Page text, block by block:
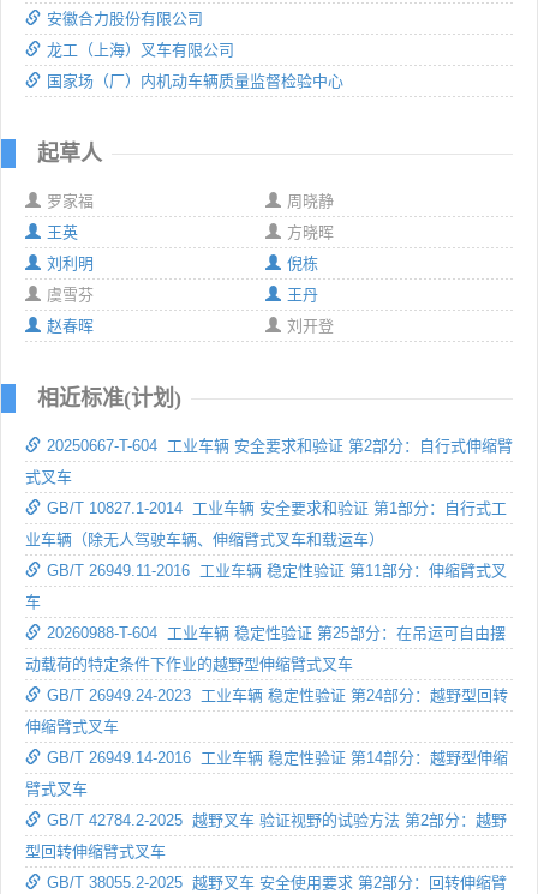
安徽合力股份有限公司
龙工（上海）叉车有限公司
国家场（厂）内机动车辆质量监督检验中心
起草人
罗家福
周晓静
王英
方晓晖
刘利明
倪栋
虞雪芬
王丹
赵春晖
刘开登
相近标准(计划)
20250667-T-604 工业车辆 安全要求和验证 第2部分：自行式伸缩臂
式叉车
GB/T 10827.1-2014 工业车辆 安全要求和验证 第1部分：自行式工
业车辆（除无人驾驶车辆、伸缩臂式叉车和载运车）
GB/T 26949.11-2016 工业车辆 稳定性验证 第11部分：伸缩臂式叉
车
20260988-T-604 工业车辆 稳定性验证 第25部分：在吊运可自由摆
动载荷的特定条件下作业的越野型伸缩臂式叉车
GB/T 26949.24-2023 工业车辆 稳定性验证 第24部分：越野型回转
伸缩臂式叉车
GB/T 26949.14-2016 工业车辆 稳定性验证 第14部分：越野型伸缩
臂式叉车
GB/T 42784.2-2025 越野叉车 验证视野的试验方法 第2部分：越野
型回转伸缩臂式叉车
GB/T 38055.2-2025 越野叉车 安全使用要求 第2部分：回转伸缩臂